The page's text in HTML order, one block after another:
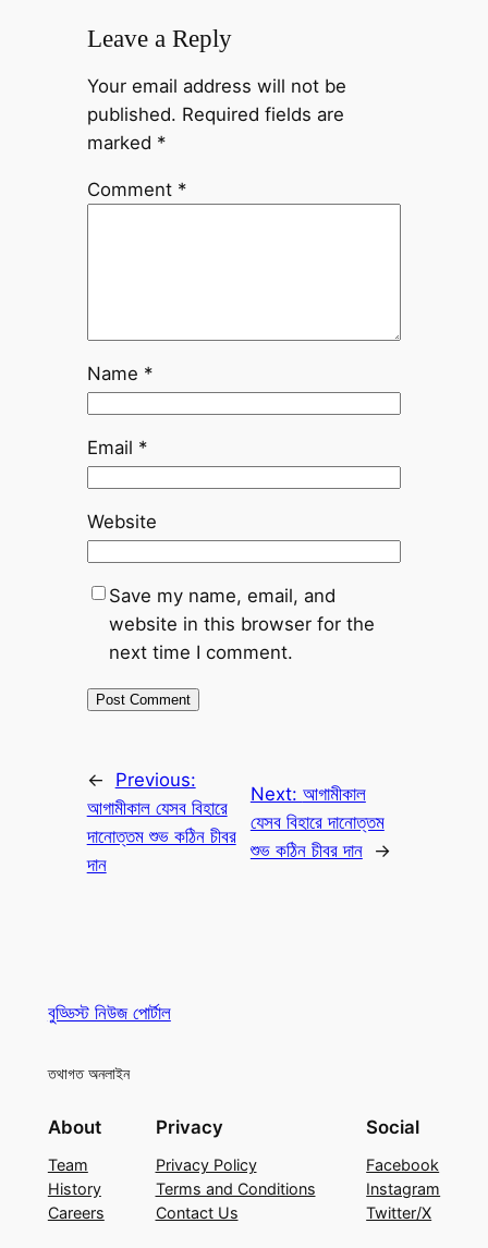
Leave a Reply
Your email address will not be
published. Required fields are
marked *
Comment *
Name *
Email *
Website
Save my name, email, and
website in this browser for the
next time I comment.
←
Previous:
আগামীকাল যেসব বিহারে
দানোত্তম শুভ কঠিন চীবর
দান
Next: আগামীকাল
যেসব বিহারে দানোত্তম
শুভ কঠিন চীবর দান
→
বুড্ডিস্ট নিউজ পোর্টাল
তথাগত অনলাইন
About
Team
History
Careers
Privacy
Privacy Policy
Terms and Conditions
Contact Us
Social
Facebook
Instagram
Twitter/X